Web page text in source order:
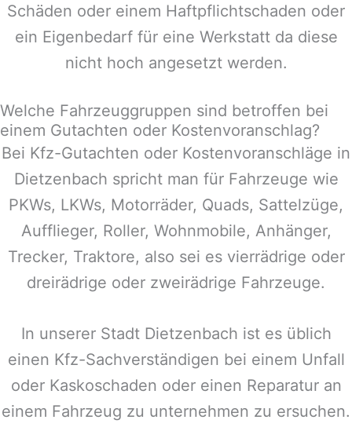
Schäden oder einem Haftpflichtschaden oder
ein Eigenbedarf für eine Werkstatt da diese
nicht hoch angesetzt werden.
Welche Fahrzeuggruppen sind betroffen bei
einem Gutachten oder Kostenvoranschlag?
Bei Kfz-Gutachten oder Kostenvoranschläge in
Dietzenbach spricht man für Fahrzeuge wie
PKWs, LKWs, Motorräder, Quads, Sattelzüge,
Aufflieger, Roller, Wohnmobile, Anhänger,
Trecker, Traktore, also sei es vierrädrige oder
dreirädrige oder zweirädrige Fahrzeuge.
In unserer Stadt Dietzenbach ist es üblich
einen Kfz-Sachverständigen bei einem Unfall
oder Kaskoschaden oder einen Reparatur an
einem Fahrzeug zu unternehmen zu ersuchen.